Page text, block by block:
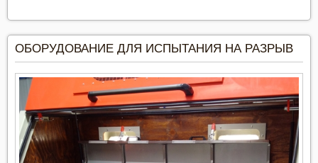
ОБОРУДОВАНИЕ ДЛЯ ИСПЫТАНИЯ НА РАЗРЫВ